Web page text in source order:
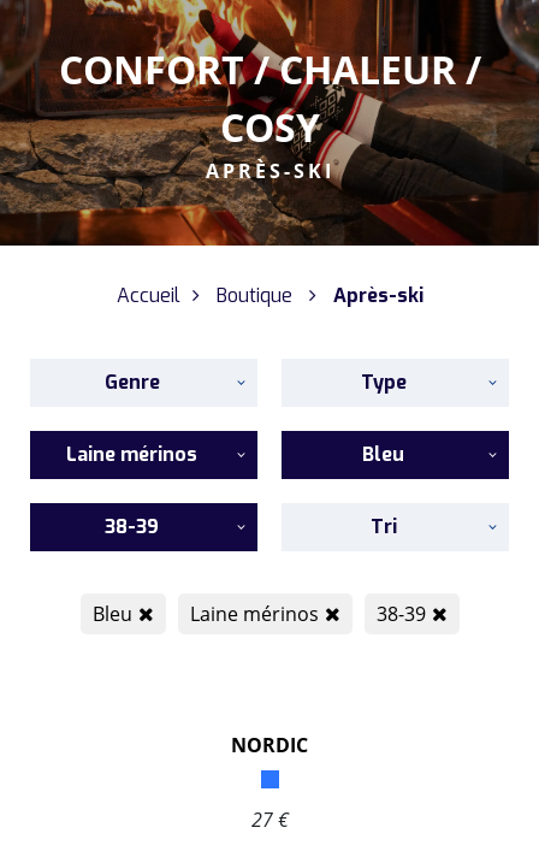
CONFORT / CHALEUR /
COSY
APRÈS-SKI
Accueil Boutique Après-ski
Genre Type
Laine mérinos Bleu
38-39 Tri
Bleu Laine mérinos 38-39
NORDIC
27 €